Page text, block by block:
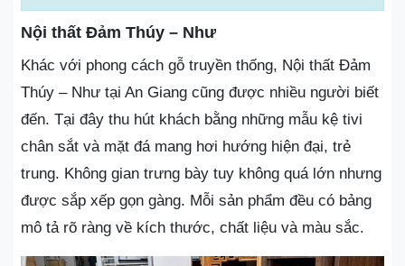
Nội thất Đảm Thúy – Như
Khác với phong cách gỗ truyền thống, Nội thất Đảm
Thúy – Như tại An Giang cũng được nhiều người biết
đến. Tại đây thu hút khách bằng những mẫu kệ tivi
chân sắt và mặt đá mang hơi hướng hiện đại, trẻ
trung. Không gian trưng bày tuy không quá lớn nhưng
được sắp xếp gọn gàng. Mỗi sản phẩm đều có bảng
mô tả rõ ràng về kích thước, chất liệu và màu sắc.